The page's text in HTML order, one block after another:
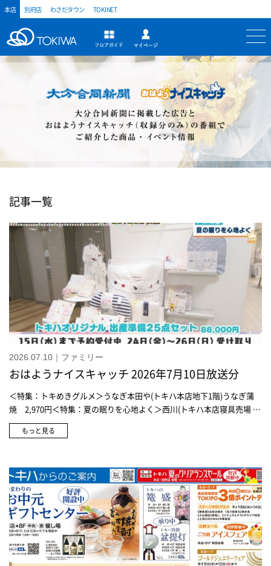
本店 別府店 わさだタウン TOKINET
トキハ フロアガイド
記事一覧
2026.07.10｜ファミリー
おはようナイスキャッチ 2026年7月10日放送分
＜特集：トキめきグルメ＞うなぎ本田や(トキハ本店地下1階)うなぎ蒲
焼 2,970円＜特集：夏の眠りを心地よく＞西川(トキハ本店寝具売場 5
階)エアブリーズマット 19,800円西川(トキハ本店寝具売場 5階)爽ブリ
ーズケット 14,300円西川(トキハ本店寝具売場 5階)リバーシブル仕様
ッド 1,980円赤ちゃんの城(トキハ本店 6階)トキハオリジナル 出産準備
25展セット 88,000円※7月15日(水)まで予約受付中赤ちゃんの城(トキ
ハ本店 6階)ねむねむスワドル 5,500円
もっと見る